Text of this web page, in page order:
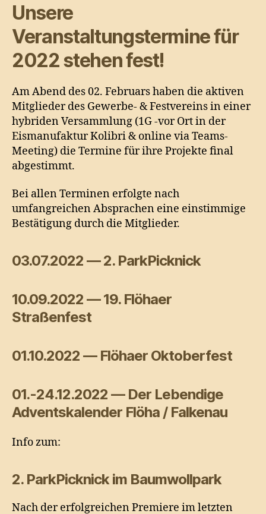
Unsere
Veranstaltungstermine für
2022 stehen fest!
Am Abend des 02. Februars haben die aktiven
Mitglieder des Gewerbe- & Festvereins in einer
hybriden Versammlung (1G -vor Ort in der
Eismanufaktur Kolibri & online via Teams-
Meeting) die Termine für ihre Projekte final
abgestimmt.
Bei allen Terminen erfolgte nach
umfangreichen Absprachen eine einstimmige
Bestätigung durch die Mitglieder.
03.07.2022 — 2. ParkPicknick
10.09.2022 —19. Flöhaer
Straßenfest
01.10.2022 — Flöhaer Oktoberfest
01.-24.12.2022 — Der Lebendige
Adventskalender Flöha / Falkenau
Info zum:
2. ParkPicknick im Baumwollpark
Nach der erfolgreichen Premiere im letzten